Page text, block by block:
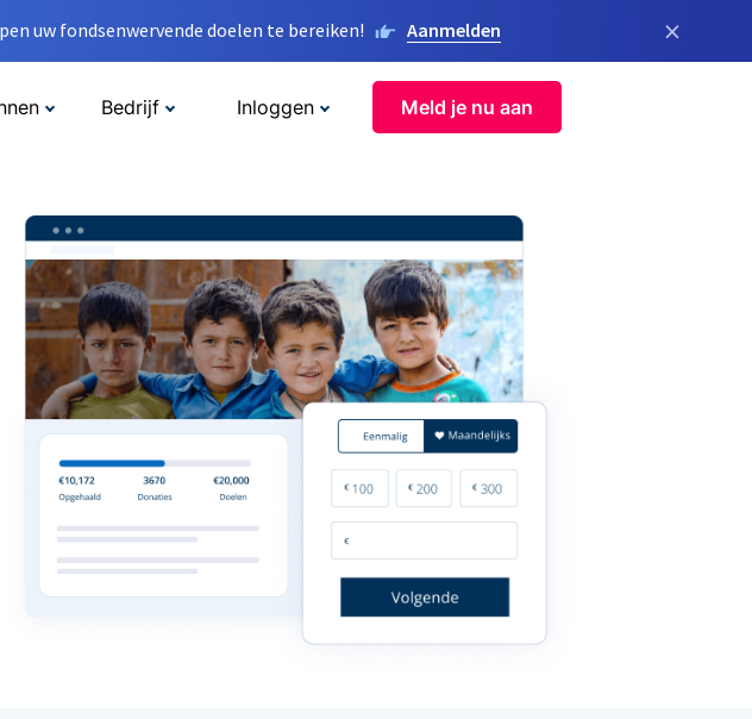
uw fondsenwervende doelen te bereiken! Aanmelden ×
Bedrijf Inloggen Meld je nu aan